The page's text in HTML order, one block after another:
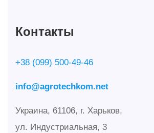
Контакты
+38 (099) 500-49-46
info@agrotechkom.net
Украина, 61106, г. Харьков,
ул. Индустриальная, 3